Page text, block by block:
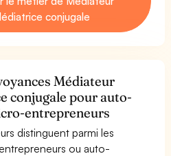
conjugale
Médiateur
conjugale pour auto-
entrepreneurs
distinguent parmi les
ou auto-